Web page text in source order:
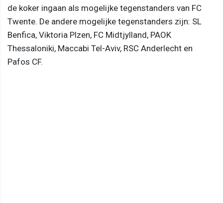
de koker ingaan als mogelijke tegenstanders van FC
Twente. De andere mogelijke tegenstanders zijn: SL
Benfica, Viktoria Plzen, FC Midtjylland, PAOK
Thessaloniki, Maccabi Tel-Aviv, RSC Anderlecht en
Pafos CF.